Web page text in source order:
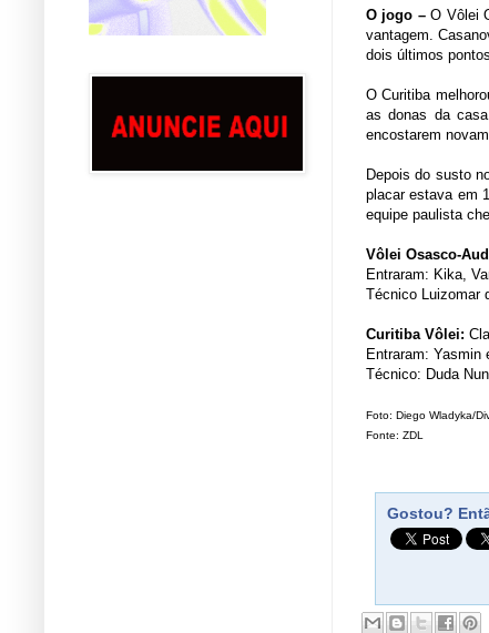
O jogo –O Vôlei
vantagem.
dois últimos
O Curitiba
as donas da
encostarem
Depois do susto
placar estava em
equipe paulista
Vôlei Osasco-
Entraram: Kika,
Técnico Luizomar
Curitiba Vôlei:
Entraram: Yasmin
Técnico: Duda
Foto: Diego Wladyka/
Fonte: ZDL
Gostou?